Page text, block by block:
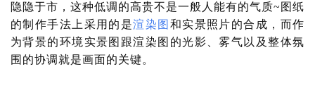
隐隐于市，这种低调的高贵不是一般人能有的气质~图纸
的制作手法上采用的是渲染图 和实景照片的合成，而作
为背景的环境实景图跟渲染图的光影、雾气以及整体氛
围的协调就是画面的关键。